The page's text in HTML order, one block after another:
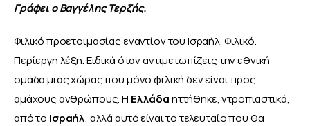
Γράφει ο Βαγγέλης Τερζής.
Φιλικό προετοιμασίας εναντίον του Ισραήλ. Φιλικό.
Περίεργη λέξη. Ειδικά όταν αντιμετωπίζεις την εθνική
ομάδα μιας χώρας που μόνο φιλική δεν είναι προς
αμάχους ανθρώπους. Η Ελλάδα ηττήθηκε, ντροπιαστικά,
από το Ισραήλ, αλλά αυτό είναι το τελευταίο που θα